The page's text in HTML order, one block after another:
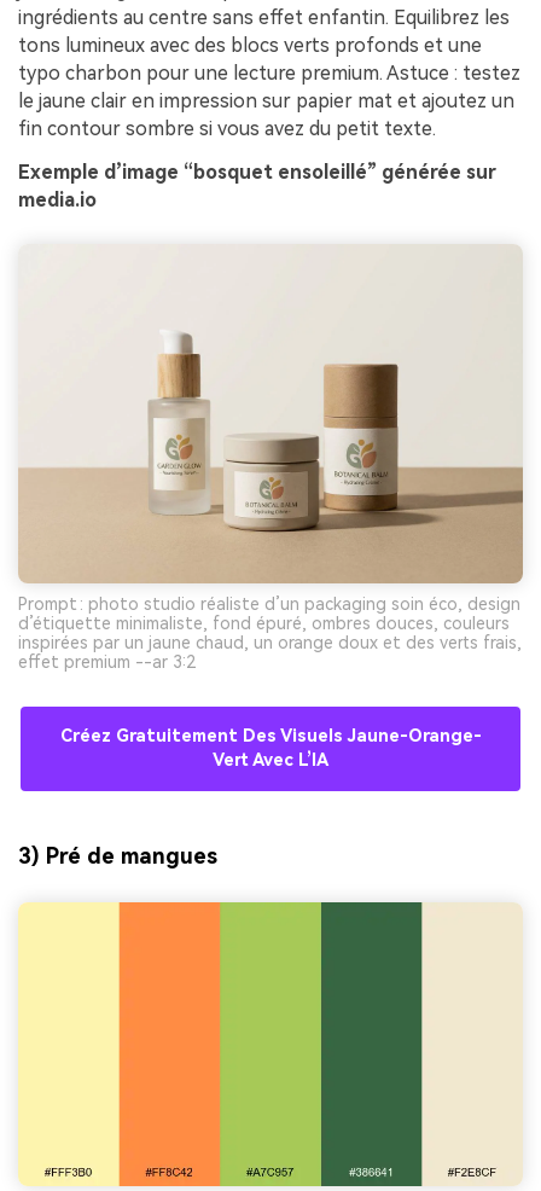
ingrédients au centre sans effet enfantin. Equilibrez les
tons lumineux avec des blocs verts profonds et une
typo charbon pour une lecture premium. Astuce : testez
le jaune clair en impression sur papier mat et ajoutez un
fin contour sombre si vous avez du petit texte.
Exemple d’image “bosquet ensoleillé” générée sur
media.io
Prompt : photo studio réaliste d’un packaging soin éco, design
d’étiquette minimaliste, fond épuré, ombres douces, couleurs
inspirées par un jaune chaud, un orange doux et des verts frais,
effet premium --ar 3:2
Créez Gratuitement Des Visuels Jaune-Orange-
Vert Avec L’IA
3) Pré de mangues